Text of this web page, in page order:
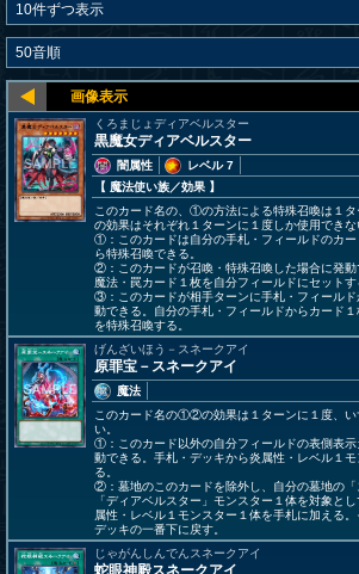
くろまじょディアベルスター
黒魔女ディアベルスター
闇属性
レベル 7
【 魔法使い族／効果 】
このカード名の、①の方法による特殊召喚は１
の効果はそれぞれ１ターンに１度しか使用できな
①：このカードは自分の手札・フィールドのカ
ら特殊召喚できる。
②：このカードが召喚・特殊召喚した場合に発動
魔法・罠カード１枚を自分フィールドにセットす
③：このカードが相手ターンに手札・フィール
動できる。自分の手札・フィールドからカード
を特殊召喚する。
げんざいほう－スネークアイ
原罪宝－スネークアイ
魔法
このカード名の①②の効果は１ターンに１度、い
い。
①：このカード以外の自分フィールドの表側表
動できる。手札・デッキから炎属性・レベル１
る。
②：墓地のこのカードを除外し、自分の墓地の
「ディアベルスター」モンスター１体を対象と
属性・レベル１モンスター１体を手札に加える
デッキの一番下に戻す。
じゃがんしんでんスネークアイ
蛇眼神殿スネークアイ